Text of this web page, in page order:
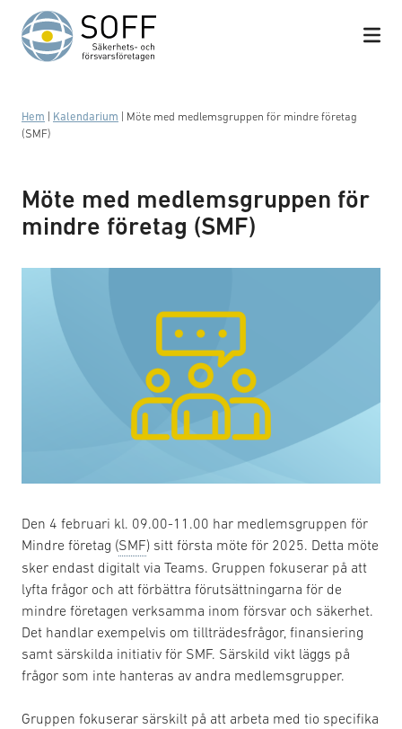
Hoppa till innehåll
Hem Kalendarium
Möte med medlemsgruppen för mindre företag
(SMF)
Möte med medlemsgruppen för
mindre företag (SMF)
Den 4 februari kl. 09.00-11.00 har medlemsgruppen för
Mindre företag (SMF) sitt första möte för 2025. Detta möte
sker endast digitalt via Teams. Gruppen fokuserar på att
lyfta frågor och att förbättra förutsättningarna för de
mindre företagen verksamma inom försvar och säkerhet.
Det handlar exempelvis om tillträdesfrågor, finansiering
samt särskilda initiativ för SMF. Särskild vikt läggs på
frågor som inte hanteras av andra medlemsgrupper.
Gruppen fokuserar särskilt på att arbeta med tio specifika